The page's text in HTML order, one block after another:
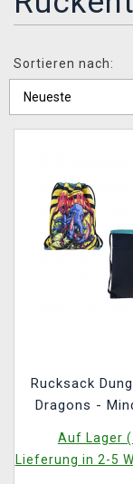
XZONE CLUB
Sortieren nach:
Rucksack
Dragons -
Auf Lager
Lieferung in 2-5